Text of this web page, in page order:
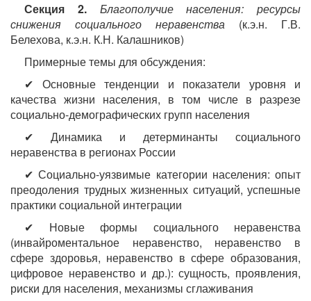
Секция 2.Благополучие населения: ресурсы
снижения социального неравенства (к.э.н. Г.В.
Белехова, к.э.н. К.Н. Калашников)
Примерные темы для обсуждения:
✔ Основные тенденции и показатели уровня и
качества жизни населения, в том числе в разрезе
социально-демографических групп населения
✔ Динамика и детерминанты социального
неравенства в регионах России
✔ Социально-уязвимые категории населения: опыт
преодоления трудных жизненных ситуаций, успешные
практики социальной интеграции
✔ Новые формы социального неравенства
(инвайроментальное неравенство, неравенство в
сфере здоровья, неравенство в сфере образования,
цифровое неравенство и др.): сущность, проявления,
риски для населения, механизмы сглаживания